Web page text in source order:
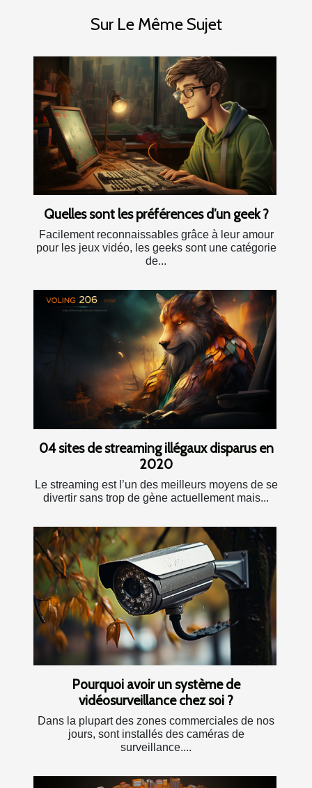
Sur Le Même Sujet
Quelles sont les préférences d’un geek ?
Facilement reconnaissables grâce à leur amour
pour les jeux vidéo, les geeks sont une catégorie
de...
04 sites de streaming illégaux disparus en
2020
Le streaming est l’un des meilleurs moyens de se
divertir sans trop de gène actuellement mais...
Pourquoi avoir un système de
vidéosurveillance chez soi ?
Dans la plupart des zones commerciales de nos
jours, sont installés des caméras de
surveillance....